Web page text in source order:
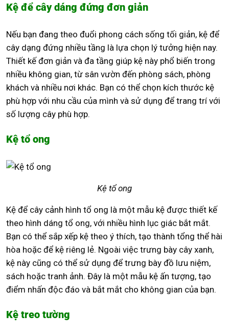
Kệ để cây dáng đứng đơn giản
Nếu bạn đang theo đuổi phong cách sống tối giản, kệ để
cây dạng đứng nhiều tầng là lựa chọn lý tưởng hiện nay.
Thiết kế đơn giản và đa tầng giúp kệ này phổ biến trong
nhiều không gian, từ sân vườn đến phòng sách, phòng
khách và nhiều nơi khác. Bạn có thể chọn kích thước kệ
phù hợp với nhu cầu của mình và sử dụng để trang trí với
số lượng cây phù hợp.
Kệ tổ ong
Kệ tổ ong
Kệ để cây cảnh hình tổ ong là một mẫu kệ được thiết kế
theo hình dáng tổ ong, với nhiều hình lục giác bắt mắt.
Bạn có thể sắp xếp kệ theo ý thích, tạo thành tổng thể hài
hòa hoặc để kệ riêng lẻ. Ngoài việc trưng bày cây xanh,
kệ này cũng có thể sử dụng để trưng bày đồ lưu niệm,
sách hoặc tranh ảnh. Đây là một mẫu kệ ấn tượng, tạo
điểm nhấn độc đáo và bắt mắt cho không gian của bạn.
Kệ treo tường